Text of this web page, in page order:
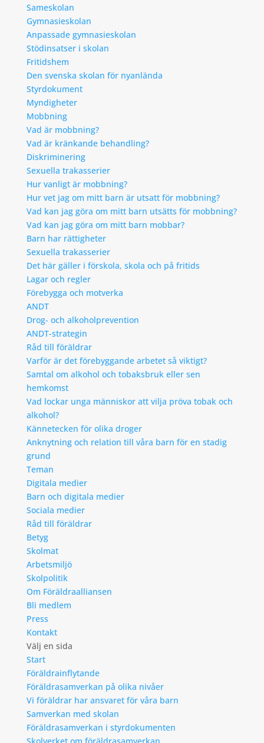
Sameskolan
Gymnasieskolan
Anpassade gymnasieskolan
Stödinsatser i skolan
Fritidshem
Den svenska skolan för nyanlända
Styrdokument
Myndigheter
Mobbning
Vad är mobbning?
Vad är kränkande behandling?
Diskriminering
Sexuella trakasserier
Hur vanligt är mobbning?
Hur vet jag om mitt barn är utsatt för mobbning?
Vad kan jag göra om mitt barn utsätts för mobbning?
Vad kan jag göra om mitt barn mobbar?
Barn har rättigheter
Sexuella trakasserier
Det här gäller i förskola, skola och på fritids
Lagar och regler
Förebygga och motverka
ANDT
Drog- och alkoholprevention
ANDT-strategin
Råd till föräldrar
Varför är det förebyggande arbetet så viktigt?
Samtal om alkohol och tobaksbruk eller sen
hemkomst
Vad lockar unga människor att vilja pröva tobak och
alkohol?
Kännetecken för olika droger
Anknytning och relation till våra barn för en stadig
grund
Teman
Digitala medier
Barn och digitala medier
Sociala medier
Råd till föräldrar
Betyg
Skolmat
Arbetsmiljö
Skolpolitik
Om Föräldraalliansen
Bli medlem
Press
Kontakt
Välj en sida
Start
Föräldrainflytande
Föräldrasamverkan på olika nivåer
Vi föräldrar har ansvaret för våra barn
Samverkan med skolan
Föräldrasamverkan i styrdokumenten